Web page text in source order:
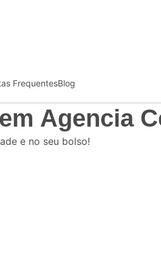
FrequentesBlog
em Agencia
e no seu bolso!